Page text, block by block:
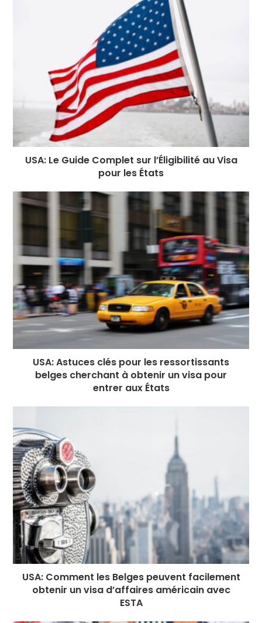
n p
p
a
m
USA: Le Guide Complet sur l’Éligibilité au Visa
pour les États
USA: Astuces clés pour les ressortissants
belges cherchant à obtenir un visa pour
entrer aux États
USA: Comment les Belges peuvent facilement
obtenir un visa d’affaires américain avec
ESTA